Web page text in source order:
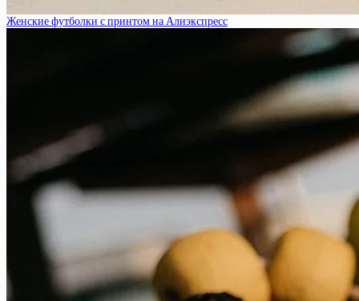
Женские футболки с принтом на Алиэкспресс